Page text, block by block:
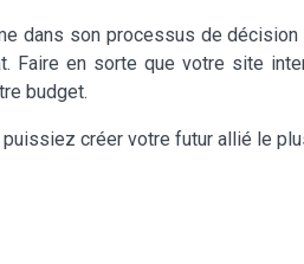
dans son processus de
Faire en sorte que votre site
budget.
créer votre futur allié le